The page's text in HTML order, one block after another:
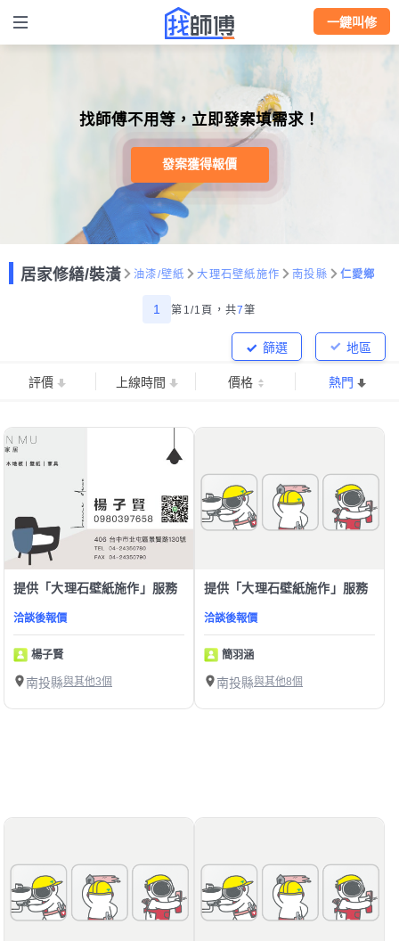
一鍵叫修
找師傅不用等，立即發案填需求！
發案獲得報價
居家修繕/裝潢 油漆/壁紙 大理石壁紙施作 南投縣 仁愛鄉
1 第1/1頁， 共7筆
地區
篩選
評價 上線時間 價格 熱門
提供「大理石壁紙施作」服務
洽談後報價
楊子賢
南投縣與其他3個
提供「大理石壁紙施作」服務
洽談後報價
簡羽涵
南投縣與其他8個